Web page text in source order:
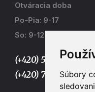
Súbory
Otváracia doba
Po-Pia: 9-17
So: 9-12
(+420) 577 915 036,
(+420) 773 667 390